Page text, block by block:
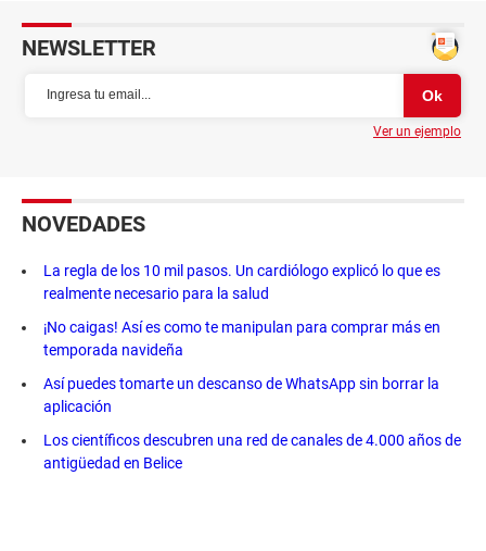
NEWSLETTER
Ver un ejemplo
NOVEDADES
La regla de los 10 mil pasos. Un cardiólogo explicó lo que es
realmente necesario para la salud
¡No caigas! Así es como te manipulan para comprar más en
temporada navideña
Así puedes tomarte un descanso de WhatsApp sin borrar la
aplicación
Los científicos descubren una red de canales de 4.000 años de
antigüedad en Belice